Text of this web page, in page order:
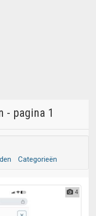
- pagina 1
Categorieën
4